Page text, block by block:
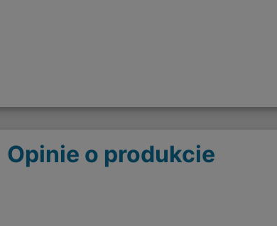
Opinie o produkcie